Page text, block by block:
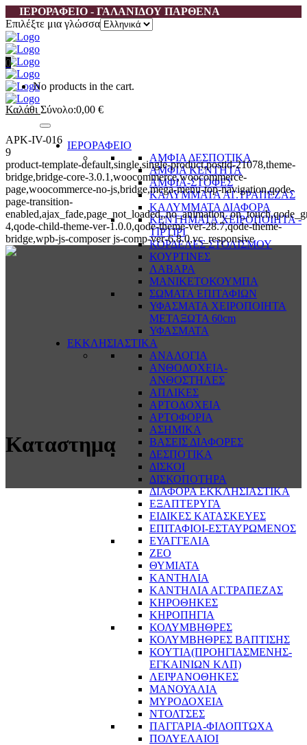
ΙΕΡΟΡΑΦΕΙΟ - ΓΑΛΑΝΙΔΟΥ ΠΑΡΘΕΝΑ
Επιλέξτε μια γλώσσα
0
No products in the cart.
Καλάθι Σύνολο:0,00 €
ΙΕΡΟΡΑΦΕΙΟ
ΑΜΦΙΑ ΔΕΣΠΟΤΙΚΑ
ΑΜΦΙΑ ΚΕΝΤΗΤΑ
ΑΜΦΙΑ-ΣΤΟΦΕΣ
ΚΑΛΥΜΜΑΤΑ ΑΓ.ΤΡΑΠΕΖΑΣ
ΚΑΛΥΜΜΑΤΑ ΔΙΑΦΟΡΑ
ΚΕΝΤΗΜΑΤΑ ΧΕΙΡΟΠΟΙΗΤΑ -
ΤΙΡΤΙΡΙ
ΚΟΡΔΕΛΕΣ ΣΤΟΛΙΣΜΟΥ
ΚΟΥΡΤΙΝΕΣ
ΛΑΒΑΡΑ
ΜΑΝΙΚΕΤΟΚΟΥΜΠΑ
ΣΩΜΑΤΑ ΕΠΙΤΑΦΙΩΝ
ΥΦΑΣΜΑΤΑ ΧΕΙΡΟΠΟΙΗΤΑ
ΜΕΤΑΞΩΤΑ 60cm
ΥΦΑΣΜΑΤΑ
ΕΚΚΛΗΣΙΑΣΤΙΚΑ
ΑΝΑΛΟΓΙΑ
ΑΝΘΟΔΟΧΕΙΑ-
ΑΝΘΟΣΤΗΛΕΣ
ΑΠΛΙΚΕΣ
ΑΡΤΟΔΟΧΕΙΑ
ΑΡΤΟΦΟΡΙΑ
ΑΣΗΜΙΚΑ
ΒΑΣΕΙΣ ΔΙΑΦΟΡΕΣ
ΔΕΣΠΟΤΙΚΑ
ΔΙΣΚΟΙ
ΔΙΣΚΟΠΟΤΗΡΑ
ΔΙΑΦΟΡΑ ΕΚΚΛΗΣΙΑΣΤΙΚΑ
ΕΞΑΠΤΕΡΥΓΑ
ΕΙΔΙΚΕΣ ΚΑΤΑΣΚΕΥΕΣ
ΕΠΙΤΑΦΙΟΙ-ΕΣΤΑΥΡΩΜΕΝΟΣ
ΕΥΑΓΓΕΛΙΑ
ΖΕΟ
ΘΥΜΙΑΤΑ
ΚΑΝΤΗΛΙΑ
ΚΑΝΤΗΛΙΑ ΑΓ.ΤΡΑΠΕΖΑΣ
ΚΗΡΟΘΗΚΕΣ
ΚΗΡΟΠΗΓΙΑ
ΚΟΛΥΜΒΗΘΡΕΣ
ΚΟΛΥΜΒΗΘΡΕΣ ΒΑΠΤΙΣΗΣ
ΚΟΥΤΙΑ(ΠΡΟΗΓΙΑΣΜΕΝΗΣ-
ΕΓΚΑΙΝΙΩΝ ΚΛΠ)
ΛΕΙΨΑΝΟΘΗΚΕΣ
ΜΑΝΟΥΑΛΙΑ
ΜΥΡΟΔΟΧΕΙΑ
ΝΤΟΛΤΣΕΣ
ΠΑΓΓΑΡΙΑ-ΦΙΛΟΠΤΩΧΑ
ΠΟΛΥΕΛΑΙΟΙ
APK-IV-016
9
product-template-default,single,single-product,postid-21078,theme-
bridge,bridge-core-3.0.1,woocommerce,woocommerce-
page,woocommerce-no-js,bridge,mega-menu-top-navigation,qode-
page-transition-
4,qode-child-theme-ver-1.0.0,qode-theme-ver-28.7,qode-theme-
bridge,wpb-js-composer js-comp-ver-6.8.0,vc_responsive
Καταστημα